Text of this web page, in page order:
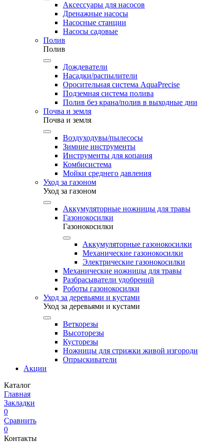
Аксессуары для насосов
Дренажные насосы
Насосные станции
Насосы садовые
Полив
Полив
Дождеватели
Насадки/распылители
Оросительная система AquaPrecise
Подземная система полива
Полив без крана/полив в выходные дни
Почва и земля
Почва и земля
Воздуходувы/пылесосы
Зимние инструменты
Инструменты для копания
Комбисистема
Мойки среднего давления
Уход за газоном
Уход за газоном
Аккумуляторные ножницы для травы
Газонокосилки
Газонокосилки
Аккумуляторные газонокосилки
Механические газонокосилки
Электрические газонокосилки
Механические ножницы для травы
Разбрасыватели удобрений
Роботы газонокосилки
Уход за деревьями и кустами
Уход за деревьями и кустами
Веткорезы
Высоторезы
Кусторезы
Ножницы для стрижки живой изгороди
Опрыскиватели
Акции
Каталог
Главная
Закладки
0
Сравнить
0
Контакты